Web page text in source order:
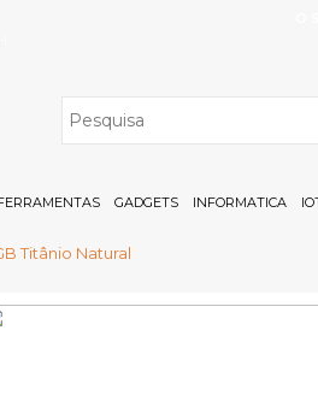
GADGETS INFORMATICA
Titânio Natural